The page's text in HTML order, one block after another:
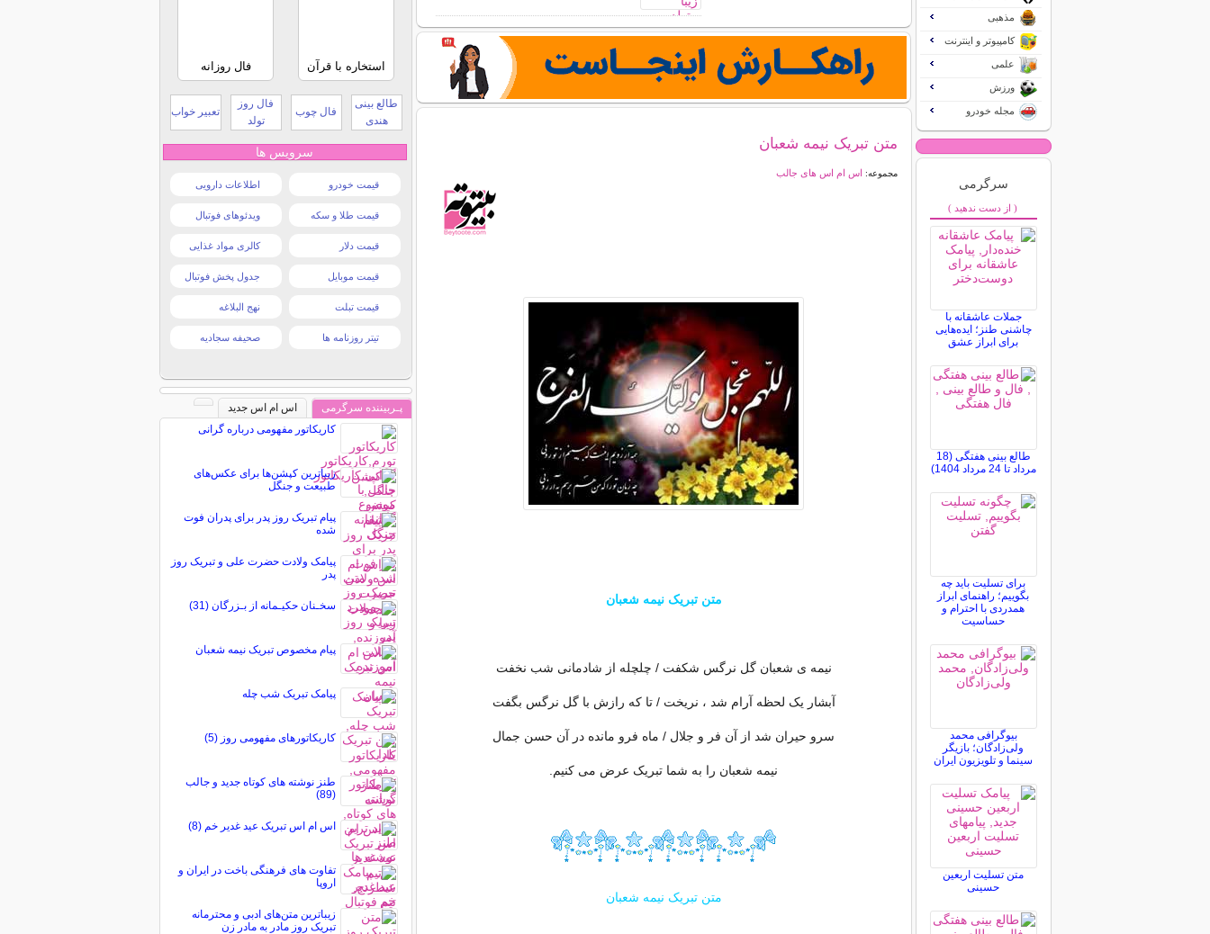
متن تبریک نیمه شعبان
مجموعه: اس ام اس های جالب
متن تبریک نیمه شعبان
نیمه ی شعبان گل نرگس شکفت / چلچله از شادمانی شب نخفت
آبشار یک لحظه آرام شد ، نریخت / تا که رازش با گل نرگس بگفت
سرو حیران شد از آن فر و جلال / ماه فرو مانده در آن حسن جمال
نیمه شعبان را به شما تبریک عرض می کنیم.
متن تبریک نیمه شعبان
مذهبی
کامپیوتر و اینترنت
علمی
ورزش
مجله خودرو
سرگرمی
( از دست ندهید )
جملات عاشقانه با
چاشنی طنز؛ ایده‌هایی
برای ابراز عشق
طالع بینی هفتگی (18
مرداد تا 24 مرداد 1404)
برای تسلیت باید چه
بگوییم؛ راهنمای ابراز
همدردی با احترام و
حساسیت
بیوگرافی محمد
ولی‌زادگان؛ بازیگر
سینما و تلویزیون ایران
متن تسلیت اربعین
حسینی
استخاره با قرآن فال روزانه
طالع بینی
هندی
فال چوب
فال روز
تولد
تعبیر خواب
سرویس ها
قیمت خودرو اطلاعات دارویی
قیمت طلا و سکه ویدئوهای فوتبال
قیمت دلار کالری مواد غذایی
قیمت موبایل جدول پخش فوتبال
قیمت تبلت نهج البلاغه
تیتر روزنامه ها صحیفه سجادیه
پـربیننده سرگرمی
اس ام اس جدید
کاریکاتور مفهومی درباره گرانی
زیباترین کپشن‌ها برای عکس‌های
طبیعت و جنگل
پیام تبریک روز پدر برای پدران فوت
شده
پیامک ولادت حضرت علی و تبریک روز
پدر
سخـنان حکیـمانه از بـزرگان (31)
پیام مخصوص تبریک نيمه شعبان
پیامک تبریک شب چله
کاریکاتورهای مفهومی روز (5)
طنز نوشته های کوتاه جدید و جالب
(89)
اس ام اس تبریک عید غدیر خم (8)
تفاوت های فرهنگی باخت در ایران و
اروپا
زیباترین متن‌های ادبی و محترمانه
تبریک روز مادر به مادر زن